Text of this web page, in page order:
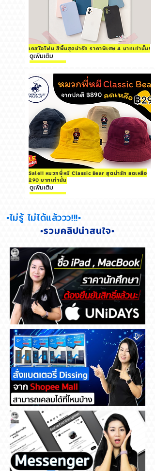
เคสไอโฟน สีพื้นสุดน่ารัก ราคาพิเศษ 4 บาทเท่านั้น!
ดูเพิ่มเติม
Sale!! หมวกพี่หมี Classic Bear สุดน่ารัก ลดเหลือ
290 บาทเท่านั้น
ดูเพิ่มเติม
•ไม่รู้ ไม่ได้แล้ววว!!!•
•รวมคลิปน่าสนใจ•
ซื้อ iPad , MacBook ราคา
นักศึกษา ต้องยืนยันสิทธิ์แล้วนะ
สั่งแบตเตอรี่ Dissing จาก
Shopee Mall สามารถเคลมได้ที่
ไหนบ้าง